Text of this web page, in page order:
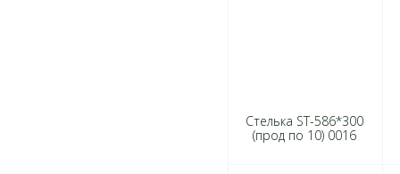
Стелька ST-586*300
(прод по 10) 0016